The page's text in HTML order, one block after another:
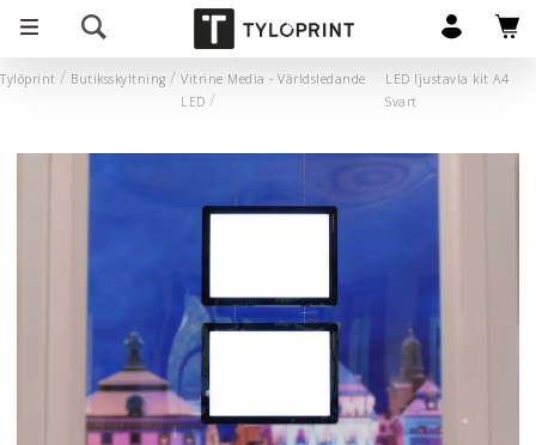
Tylöprint Butiksskyltning
Vitrine Media - Världsledande
LED
LED ljustavla kit A4
Svart